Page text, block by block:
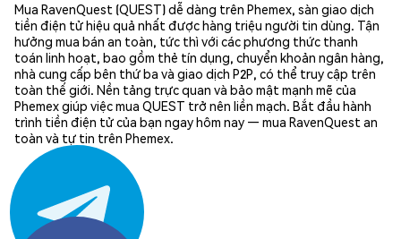
Mua RavenQuest (QUEST) dễ dàng trên Phemex, sàn giao dịch
tiền điện tử hiệu quả nhất được hàng triệu người tin dùng. Tận
hưởng mua bán an toàn, tức thì với các phương thức thanh
toán linh hoạt, bao gồm thẻ tín dụng, chuyển khoản ngân hàng,
nhà cung cấp bên thứ ba và giao dịch P2P, có thể truy cập trên
toàn thế giới. Nền tảng trực quan và bảo mật mạnh mẽ của
Phemex giúp việc mua QUEST trở nên liền mạch. Bắt đầu hành
trình tiền điện tử của bạn ngay hôm nay — mua RavenQuest an
toàn và tự tin trên Phemex.